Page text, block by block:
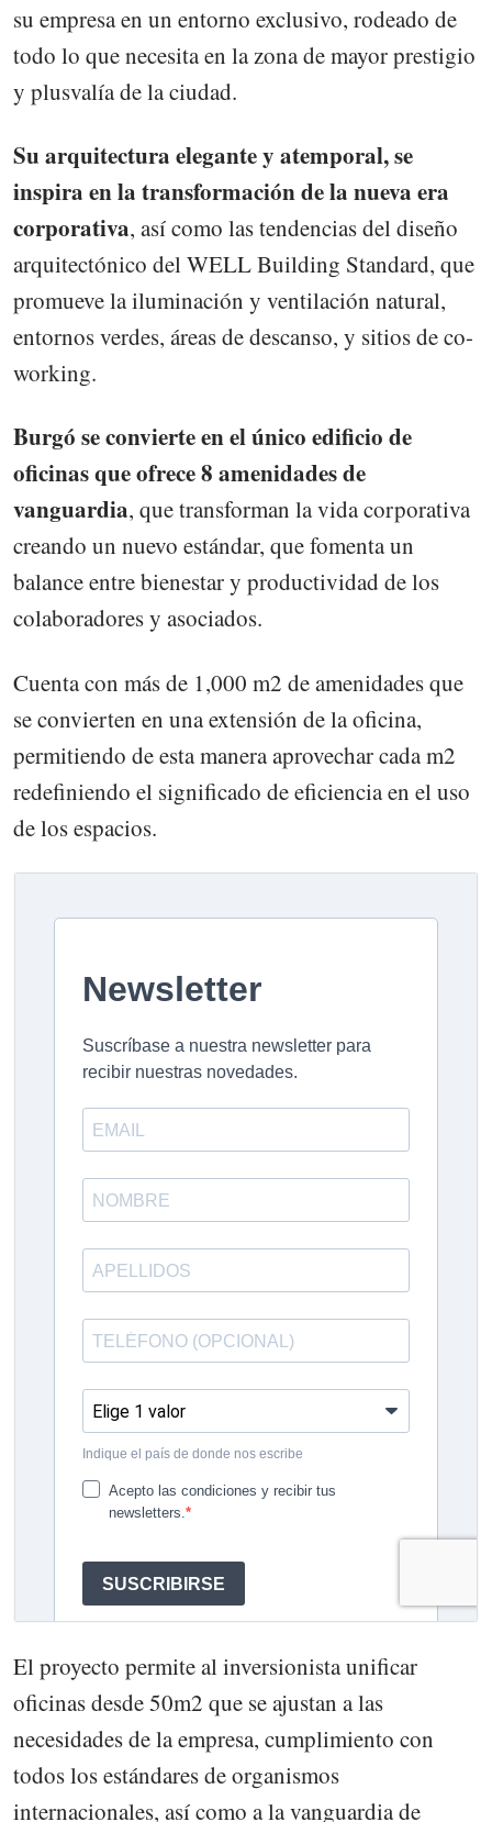
su empresa en un entorno exclusivo, rodeado de
todo lo que necesita en la zona de mayor prestigio
y plusvalía de la ciudad.
Su arquitectura elegante y atemporal, se
inspira en la transformación de la nueva era
corporativa, así como las tendencias del diseño
arquitectónico del WELL Building Standard, que
promueve la iluminación y ventilación natural,
entornos verdes, áreas de descanso, y sitios de co-
working.
Burgó se convierte en el único edificio de
oficinas que ofrece 8 amenidades de
vanguardia, que transforman la vida corporativa
creando un nuevo estándar, que fomenta un
balance entre bienestar y productividad de los
colaboradores y asociados.
Cuenta con más de 1,000 m2 de amenidades que
se convierten en una extensión de la oficina,
permitiendo de esta manera aprovechar cada m2
redefiniendo el significado de eficiencia en el uso
de los espacios.
El proyecto permite al inversionista unificar
oficinas desde 50m2 que se ajustan a las
necesidades de la empresa, cumplimiento con
todos los estándares de organismos
internacionales, así como a la vanguardia de